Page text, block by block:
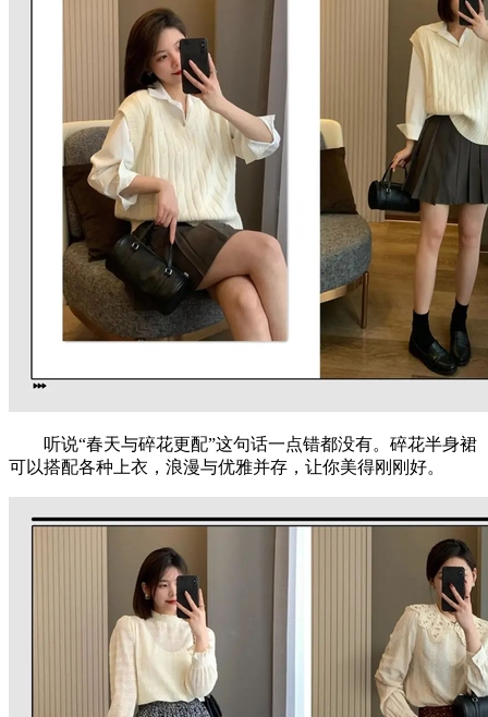
听说“春天与碎花更配”这句话一点错都没有。碎花半身裙
可以搭配各种上衣，浪漫与优雅并存，让你美得刚刚好。